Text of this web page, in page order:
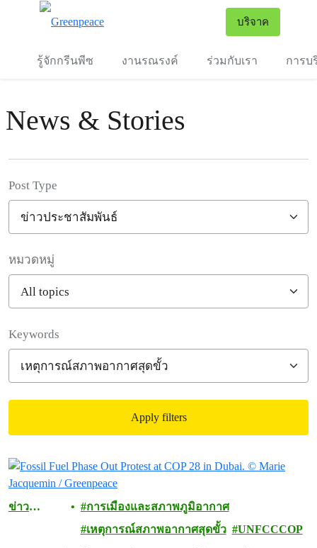
บริจาค
รู้จักกรีนพีซ งานรณรงค์ ร่วมกับเรา การบ
News & Stories
Post Type
หมวดหมู่
Keywords
Apply filters
Filtered results
ข่าว
การเมืองและสภาพภูมิอากาศ
เหตุการณ์สภาพอากาศสุดขั้ว
UNFCCCOP